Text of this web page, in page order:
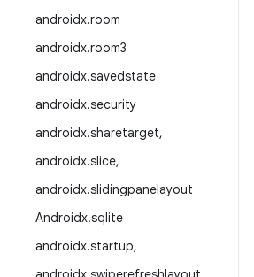
androidx.room
androidx.room3
androidx.savedstate
androidx.security
androidx.sharetarget,
androidx.slice,
androidx.slidingpanelayout
Androidx.sqlite
androidx.startup,